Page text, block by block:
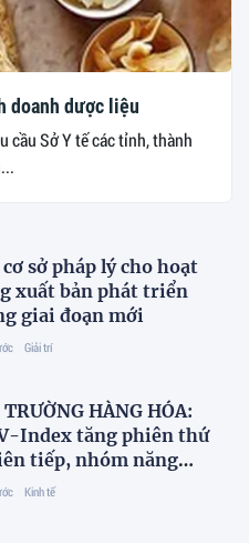
doanh dược liệu
cầu Sở Y tế các tỉnh, thành
cơ sở pháp lý cho hoạt
xuất bản phát triển
giai đoạn mới
Giải trí
HÀNG HÓA:
Index tăng phiên thứ
tiếp, nhóm năng
‘kéo’ thị trường
Kinh tế